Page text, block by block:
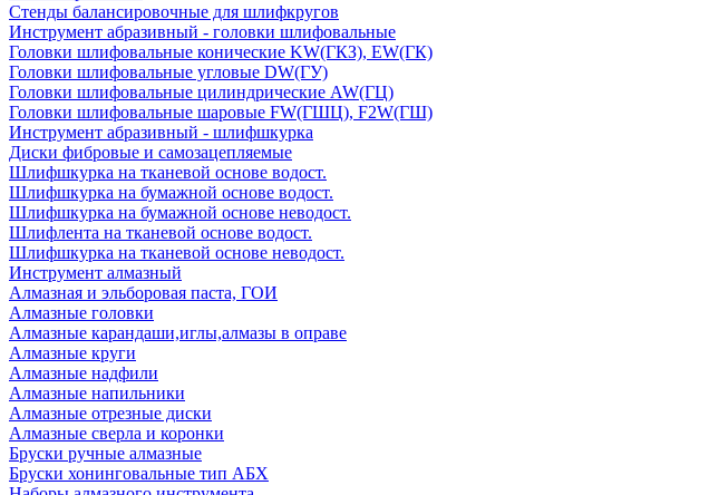
Стенды балансировочные для шлифкругов
Инструмент абразивный - головки шлифовальные
Головки шлифовальные конические KW(ГКЗ), EW(ГК)
Головки шлифовальные угловые DW(ГУ)
Головки шлифовальные цилиндрические AW(ГЦ)
Головки шлифовальные шаровые FW(ГШЦ), F2W(ГШ)
Инструмент абразивный - шлифшкурка
Диски фибровые и самозацепляемые
Шлифшкурка на тканевой основе водост.
Шлифшкурка на бумажной основе водост.
Шлифшкурка на бумажной основе неводост.
Шлифлента на тканевой основе водост.
Шлифшкурка на тканевой основе неводост.
Инструмент алмазный
Алмазная и эльборовая паста, ГОИ
Алмазные головки
Алмазные карандаши,иглы,алмазы в оправе
Алмазные круги
Алмазные надфили
Алмазные напильники
Алмазные отрезные диски
Алмазные сверла и коронки
Бруски ручные алмазные
Бруски хонинговальные тип АБХ